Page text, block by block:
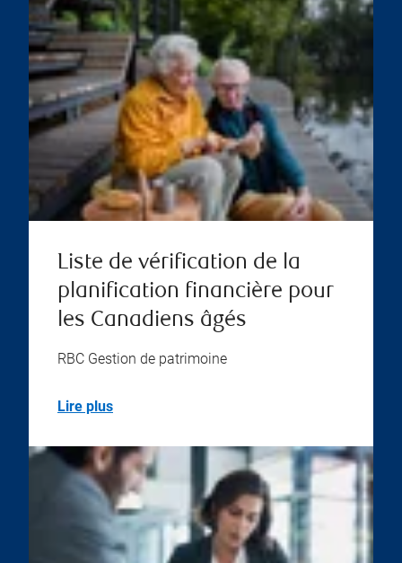
Liste de vérification de la
planification financière pour
les Canadiens âgés
RBC Gestion de patrimoine
Lire plus